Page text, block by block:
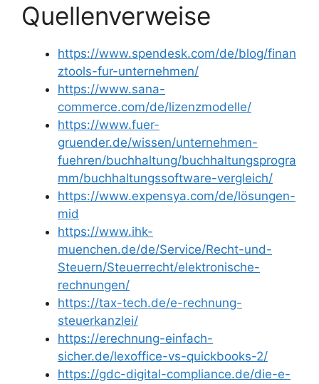
Quellenverweise
https://www.spendesk.com/de/blog/finan
ztools-fur-unternehmen/
https://www.sana-
commerce.com/de/lizenzmodelle/
https://www.fuer-
gruender.de/wissen/unternehmen-
fuehren/buchhaltung/buchhaltungsprogra
mm/buchhaltungssoftware-vergleich/
https://www.expensya.com/de/lösungen-
mid
https://www.ihk-
muenchen.de/de/Service/Recht-und-
Steuern/Steuerrecht/elektronische-
rechnungen/
https://tax-tech.de/e-rechnung-
steuerkanzlei/
https://erechnung-einfach-
sicher.de/lexoffice-vs-quickbooks-2/
https://gdc-digital-compliance.de/die-e-